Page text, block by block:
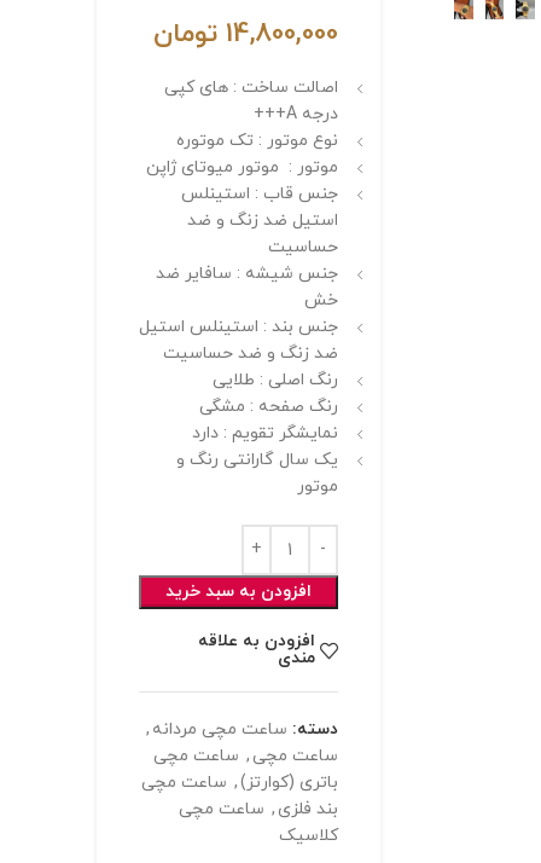
14,800,000 تومان
اصالت ساخت : های کپی
درجه A+++
نوع موتور : تک موتوره
موتور : موتور میوتای ژاپن
جنس قاب : استینلس
استیل ضد زنگ و ضد
حساسیت
جنس شیشه : سافایر ضد
خش
جنس بند : استینلس استیل
ضد زنگ و ضد حساسیت
رنگ اصلی : طلایی
رنگ صفحه : مشگی
نمایشگر تقویم : دارد
یک سال گارانتی رنگ و
موتور
افزودن به سبد خرید
افزودن به علاقه
مندی
دسته: ساعت مچی مردانه ,
ساعت مچی , ساعت مچی
باتری (کوارتز), ساعت مچی
بند فلزی , ساعت مچی
کلاسیک